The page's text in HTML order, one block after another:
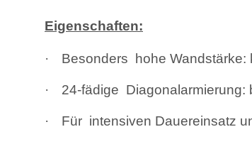
Eigenschaften:
· Besonders hohe
· 24-fädige Diagonalarmierung:
· Für intensiven Dauereinsatz